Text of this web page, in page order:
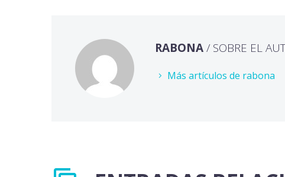
RABONA/ SOBRE EL
Más artículos de rabona